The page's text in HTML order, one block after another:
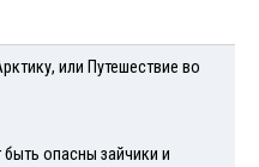
или Путешествие во
опасны зайчики и